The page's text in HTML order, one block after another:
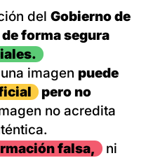
del Gobierno de
forma segura
imagen puede
pero no
no acredita
falsa,
ni